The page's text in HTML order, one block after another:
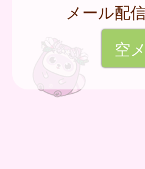
メール配
空